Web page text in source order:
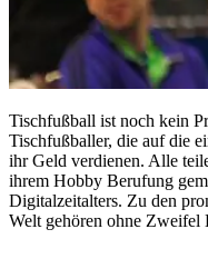
Tischfußball ist noch kein
Tischfußballer, die auf die
ihr Geld verdienen. Alle
ihrem Hobby Berufung
Digitalzeitalters. Zu den
Welt gehören ohne